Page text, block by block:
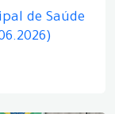
de Saúde